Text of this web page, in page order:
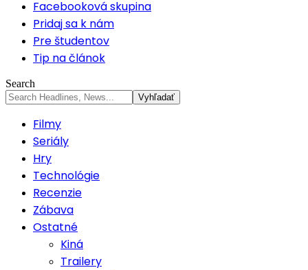
Facebooková skupina
Pridaj sa k nám
Pre študentov
Tip na článok
Search
Filmy
Seriály
Hry
Technológie
Recenzie
Zábava
Ostatné
Kiná
Trailery